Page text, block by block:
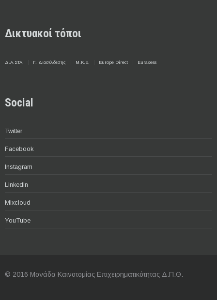
Δικτυακοί τόποι
Δ.Α.ΣΤΑ. Γ. Διασύνδεσης Μ.Κ.Ε. Europe Direct Euraxess
Social
Twitter
Facebook
Instagram
LinkedIn
Mixcloud
YouTube
© 2016 Μονάδα Καινοτομίας Επιχειρηματικότητας Δ.Π.Θ.